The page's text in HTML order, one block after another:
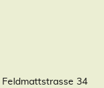
Feldmattstrasse 34